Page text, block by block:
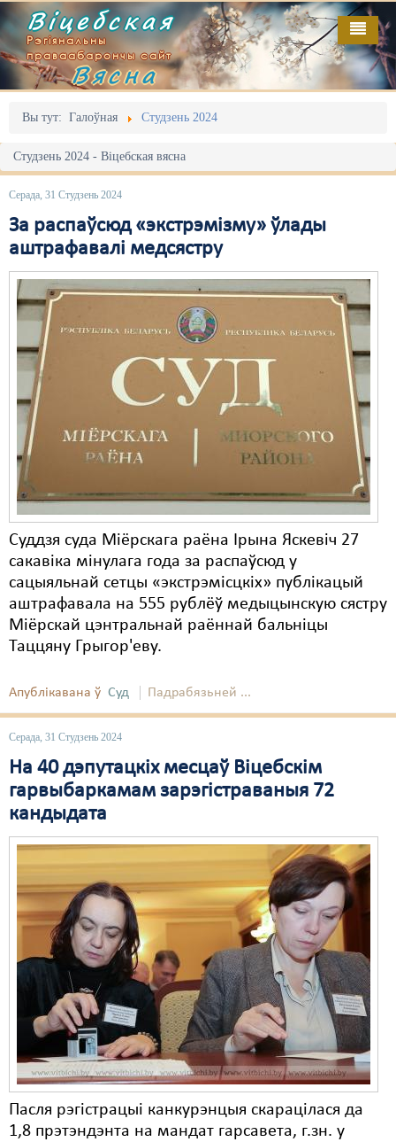
Віцебская
Рэгіянальны
праваабарончы сайт
Вясна
Вы тут: Галоўная Студзень 2024
Студзень 2024 - Віцебская вясна
Серада, 31 Студзень 2024
За распаўсюд «экстрэмізму» ўлады
аштрафавалі медсястру
Суддзя суда Міёрскага раёна Ірына Яскевіч 27
сакавіка мінулага года за распаўсюд у
сацыяльнай сетцы «экстрэмісцкіх» публікацый
аштрафавала на 555 рублёў медыцынскую сястру
Міёрскай цэнтральнай раённай бальніцы
Таццяну Грыгор'еву.
Апублікавана ў Суд Падрабязьней ...
Серада, 31 Студзень 2024
На 40 дэпутацкіх месцаў Віцебскім
гарвыбаркамам зарэгістраваныя 72
кандыдата
Пасля рэгістрацыі канкурэнцыя скарацілася да
1,8 прэтэндэнта на мандат гарсавета, г.зн. у
Галоўная
Адміністрацыйны перасьлед
Акцыі
Выбары
Грамадзянскія ініцыятывы
Дзяржава
Дыскрымінацыя
Затрыманьні
Карная псыхіятрыя
КПЧ ААН
Культурныя правы
ЛПП
Мігранты
Мірныя сходы
Палітвязьні
Праваабаронцы
Пэнітэнцыярная сыстэма
Рознае
Свабода слова
Суд
Сьмяротнае пакараньне
Экалёгія
Правы працоўных
Сацыяльныя правы
Выданьні
Відэа
Пра нас
RSS